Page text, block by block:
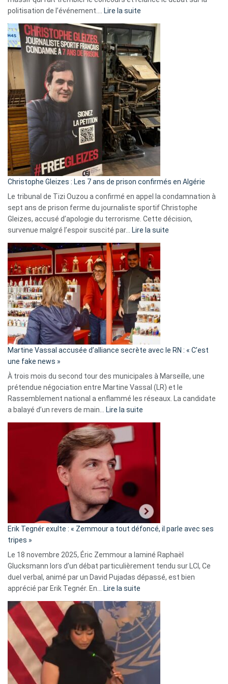
politisation de l’événement.… Lire la suite
Eurovision
2026
:
Pays-
Bas,
Espagne,
Irlande
et
Slovénie
rejettent
la
présence
d’Israël
Christophe Gleizes : Les 7 ans de prison confirmés en Algérie
Le tribunal de Tizi Ouzou a confirmé en appel la condamnation à
sept ans de prison ferme du journaliste sportif Christophe
Gleizes, accusé d’apologie du terrorisme. Cette décision,
survenue malgré l’espoir suscité par… Lire la suite
Algérie
Martine Vassal accusée d’alliance secrète avec le RN : « C’est
une fake news »
À trois mois du second tour des municipales à Marseille, une
prétendue négociation entre Martine Vassal (LR) et le
Rassemblement national a enflammé les réseaux. La candidate
a balayé d’un revers de main… Lire la suite
d’alliance
secrète
«
C’est
fake
news
»
Erik Tegnér exulte : « Zemmour a tout défoncé, il parle avec ses
tripes »
Le 18 novembre 2025, Éric Zemmour a laminé Raphaël
Glucksmann lors d’un débat particulièrement tendu sur LCI, Ce
duel verbal, animé par un David Pujadas dépassé, est bien
apprécié par Erik Tegnér. En… Lire la suite
Tegnér
exulte
« Zemmour
a
tout